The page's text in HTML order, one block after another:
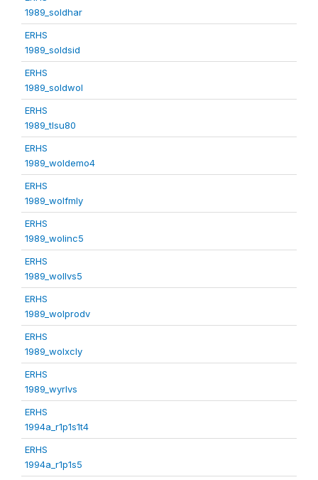
1989_soldhar
ERHS
1989_soldsid
ERHS
1989_soldwol
ERHS
1989_tlsu80
ERHS
1989_woldemo4
ERHS
1989_wolfmly
ERHS
1989_wolinc5
ERHS
1989_wollvs5
ERHS
1989_wolprodv
ERHS
1989_wolxcly
ERHS
1989_wyrlvs
ERHS
1994a_r1p1s1t4
ERHS
1994a_r1p1s5